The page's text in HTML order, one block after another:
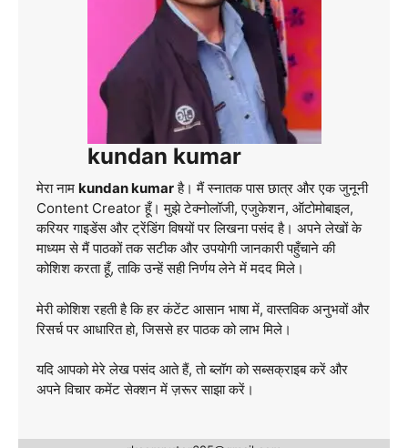
kundan kumar
मेरा नाम kundan kumarहै। मैं स्नातक पास छात्र और एक जुनूनी
Content Creator हूँ। मुझे टेक्नोलॉजी, एजुकेशन, ऑटोमोबाइल,
करियर गाइडेंस और ट्रेंडिंग विषयों पर लिखना पसंद है। अपने लेखों के
माध्यम से मैं पाठकों तक सटीक और उपयोगी जानकारी पहुँचाने की
कोशिश करता हूँ, ताकि उन्हें सही निर्णय लेने में मदद मिले।
मेरी कोशिश रहती है कि हर कंटेंट आसान भाषा में, वास्तविक अनुभवों और
रिसर्च पर आधारित हो, जिससे हर पाठक को लाभ मिले।
यदि आपको मेरे लेख पसंद आते हैं, तो ब्लॉग को सब्सक्राइब करें और
अपने विचार कमेंट सेक्शन में ज़रूर साझा करें।